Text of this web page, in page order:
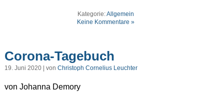
Kategorie:Allgemein
Keine Kommentare »
Corona-Tagebuch
19. Juni 2020 | von Christoph Cornelius Leuchter
von Johanna Demory